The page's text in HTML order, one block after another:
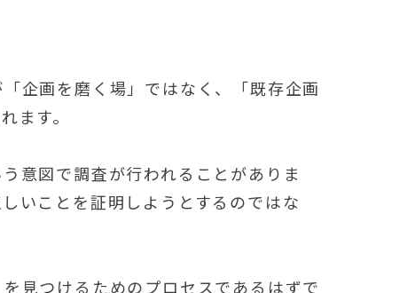
企画を磨く場」ではなく、「既存企画
ます。
意図で調査が行われることがありま
いことを証明しようとするのではな
見つけるためのプロセスであるはずで